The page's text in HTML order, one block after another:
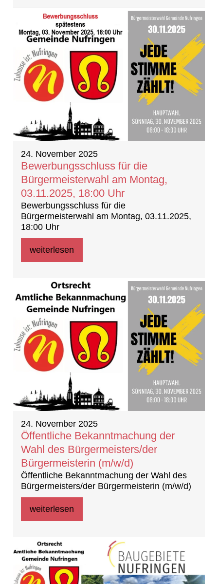
24. November 2025
Bewerbungsschluss für die
Bürgermeisterwahl am Montag,
03.11.2025, 18:00 Uhr
Bewerbungsschluss für die
Bürgermeisterwahl am Montag, 03.11.2025,
18:00 Uhr
weiterlesen
24. November 2025
Öffentliche Bekanntmachung der
Wahl des Bürgermeisters/der
Bürgermeisterin (m/w/d)
Öffentliche Bekanntmachung der Wahl des
Bürgermeisters/der Bürgermeisterin (m/w/d)
weiterlesen